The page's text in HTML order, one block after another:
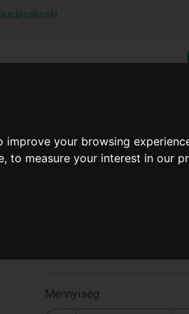
your browsing
,to measure your interest in our
Mennyiség